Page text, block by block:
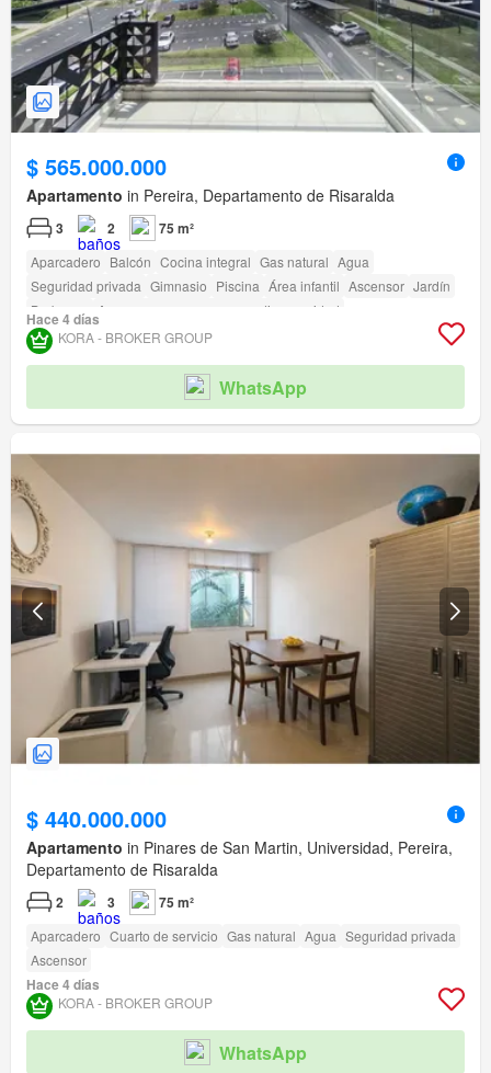
$ 565.000.000
Apartamento in Pereira, Departamento de Risaralda
3 2 75 m²
Aparcadero Balcón Cocina integral Gas natural Agua
Seguridad privada Gimnasio Piscina Área infantil Ascensor Jardín
Barbecue
Acceso para personas con discapacidad
Hace 4 días
KORA - BROKER GROUP
WhatsApp
$ 440.000.000
Apartamento in Pinares de San Martin, Universidad, Pereira,
Departamento de Risaralda
2 3 75 m²
Aparcadero Cuarto de servicio Gas natural Agua Seguridad privada
Ascensor
Hace 4 días
KORA - BROKER GROUP
WhatsApp